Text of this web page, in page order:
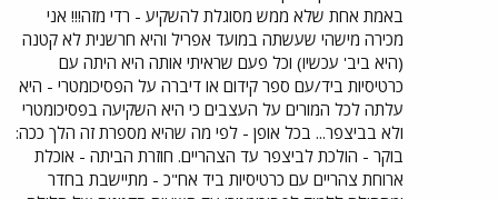
באמת אחת שלא ממש מסוגלת להשקיע - רדי מזה!!! אני
מכירה מישהי שעשתה במועד אפריל והיא חרשנית לא קטנה
(היא ביב' עכשיו) וכל פעם שראיתי אותה היא היתה עם
כרטיסיות ביד/עם ספר קידום או דיברה על הפסיכומטרי - היא
עלתה לכל המורים על העצבים כי היא השקיעה בפסיכומטרי
ולא בביצפר... בכל אופן - לפי מה שהיא מספרת זה הלך ככה:
בוקר - הולכת לביצפר עד הצהריים. חוזרת הביתה - אוכלת
ארוחת צהריים עם כרטיסיות ביד אח"כ - מתיישבת בחדר